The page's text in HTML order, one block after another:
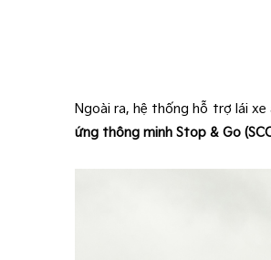
Ngoài ra, hệ thống hỗ trợ lái
ứng thông minh Stop & Go